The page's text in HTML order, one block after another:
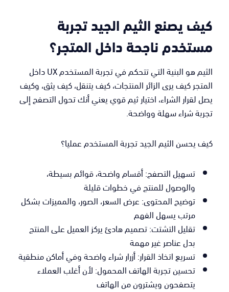
كيف يصنع الثيم الجيد تجربة
مستخدم ناجحة داخل المتجر؟
الثيم هو البنية التي تتحكم في تجربة المستخدم UX داخل
المتجر كيف يرى الزائر المنتجات، كيف يتنقل، كيف يثق، وكيف
يصل لقرار الشراء، اختيار ثيم قوي يعني أنك تحول التصفح إلى
تجربة شراء سهلة وواضحة.
كيف يحسن الثيم الجيد تجربة المستخدم عمليا؟
تسهيل التصفح: أقسام واضحة، قوائم بسيطة،
والوصول للمنتج في خطوات قليلة
توضيح المحتوى: عرض السعر، الصور، والمميزات بشكل
مرتب يسهل الفهم
تقليل التشتت: تصميم هادئ يركز العميل على المنتج
بدل عناصر غير مهمة
تسريع اتخاذ القرار: أزرار شراء واضحة وفي أماكن منطقية
تحسين تجربة الهاتف المحمول: لأن أغلب العملاء
يتصفحون ويشترون من الهاتف